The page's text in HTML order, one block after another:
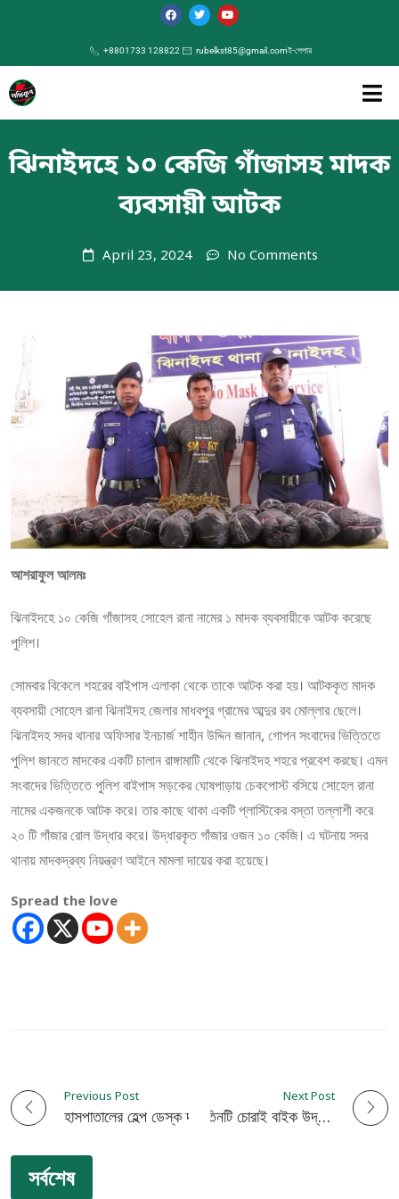
+8801733 128822 rubelkst85@gmail.comই-পেপার
ঝিনাইদহে ১০ কেজি গাঁজাসহ মাদক
ব্যবসায়ী আটক
April 23, 2024 No Comments
আশরাফুল আলমঃ
ঝিনাইদহে ১০ কেজি গাঁজাসহ সোহেল রানা নামের ১ মাদক ব্যবসায়ীকে আটক করেছে
পুলিশ।
সোমবার বিকেলে শহরের বাইপাস এলাকা থেকে তাকে আটক করা হয়। আটককৃত মাদক
ব্যবসায়ী সোহেল রানা ঝিনাইদহ জেলার মাধবপুর গ্রামের আব্দুর রব মোল্লার ছেলে।
ঝিনাইদহ সদর থানার অফিসার ইনচার্জ শাহীন উদ্দিন জানান, গোপন সংবাদের ভিত্তিতে
পুলিশ জানতে মাদকের একটি চালান রাঙ্গামাটি থেকে ঝিনাইদহ শহরে প্রবেশ করছে। এমন
সংবাদের ভিত্তিতে পুলিশ বাইপাস সড়কের ঘোষপাড়ায় চেকপোস্ট বসিয়ে সোহেল রানা
নামের একজনকে আটক করে। তার কাছে থাকা একটি প্লাস্টিকের বস্তা তল্লাশী করে
২০ টি গাঁজার রোল উদ্ধার করে। উদ্ধারকৃত গাঁজার ওজন ১০ কেজি। এ ঘটনায় সদর
থানায় মাদকদ্রব্য নিয়ন্ত্রণ আইনে মামলা দায়ের করা হয়েছে।
Spread the love
P
o
Previous Post
হাসপাতালের হেল্প ডেস্ক দালালদের দখলে
Next Post
পুলিশের পৃথক অভিযানে তিনটি চোরাই বাইক উদ্ধার
সর্বশেষ